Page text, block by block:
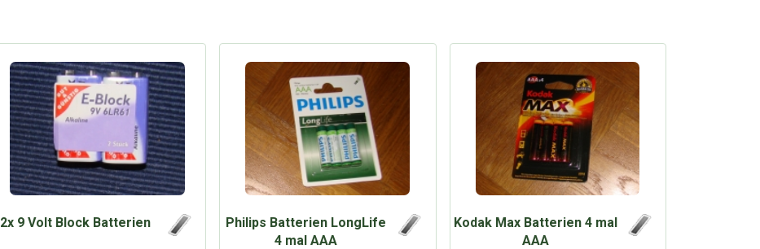
2x 9 Volt Block Batterien
Philips Batterien LongLife
4 mal AAA
Kodak Max Batterien 4 mal
AAA